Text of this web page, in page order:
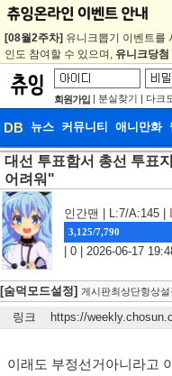
[08월2주차] 유니크뽑기 이벤트를
인도 참여할 수 있으며, 유니크당첨
회원가입 | 분실찾기 | 다크
DB 뉴스 커뮤니티 애니만화
DB 뉴스
웹툰
대선 투표함서 총선 투표
어려워"
인간맨 | L:7/A:145 |
3,125/7,790
| 0 | 2026-06-17
[숨덕모드설정] 게시판최상단항상설
링크
https://
이래도 부정선거아니라고